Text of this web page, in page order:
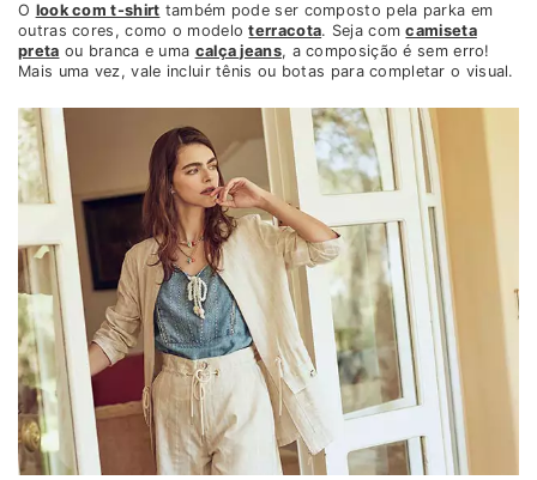
O look com t-shirt também pode ser composto pela parka em
outras cores, como o modeloterracota. Seja comcamiseta
preta ou branca e uma calça jeans, a composição é sem erro!
Mais uma vez, vale incluir tênis ou botas para completar o visual.